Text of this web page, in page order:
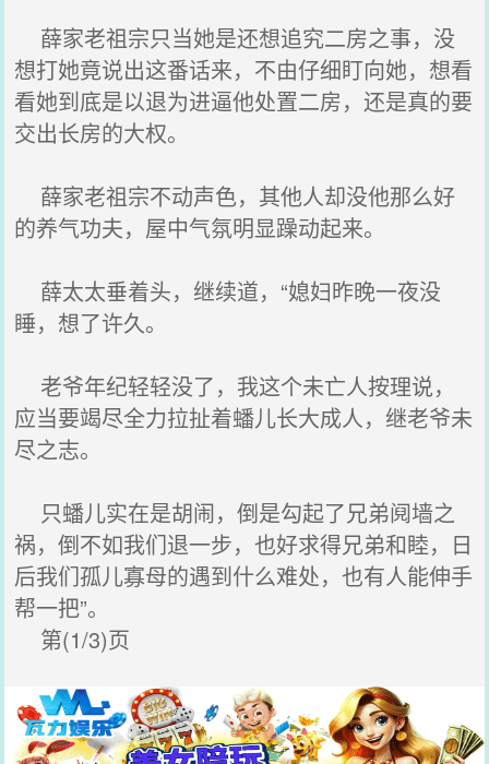
薛家老祖宗只当她是还想追究二房之事，没
想打她竟说出这番话来，不由仔细盯向她，想看
看她到底是以退为进逼他处置二房，还是真的要
交出长房的大权。
薛家老祖宗不动声色，其他人却没他那么好
的养气功夫，屋中气氛明显躁动起来。
薛太太垂着头，继续道，“媳妇昨晚一夜没
睡，想了许久。
老爷年纪轻轻没了，我这个未亡人按理说，
应当要竭尽全力拉扯着蟠儿长大成人，继老爷未
尽之志。
只蟠儿实在是胡闹，倒是勾起了兄弟阋墙之
祸，倒不如我们退一步，也好求得兄弟和睦，日
后我们孤儿寡母的遇到什么难处，也有人能伸手
帮一把”。
第(1/3)页